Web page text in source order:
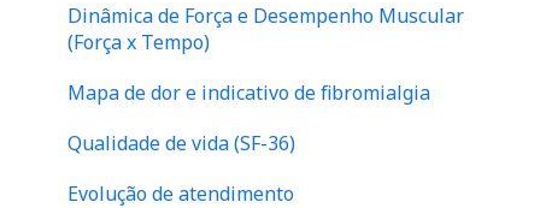
Dinâmica de Força e Desempenho Muscular
(Força x Tempo)
Mapa de dor e indicativo de fibromialgia
Qualidade de vida (SF-36)
Evolução de atendimento